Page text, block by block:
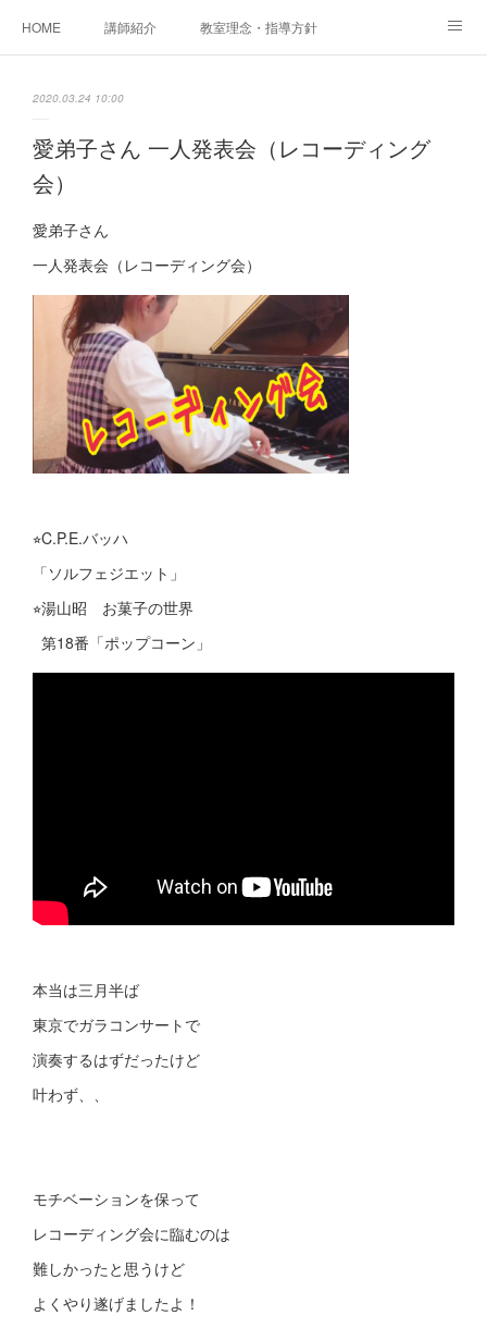
HOME 講師紹介 教室理念・指導方針
ご相談・体験レッスンお申し込み
2020.03.24 10:00
愛弟子さん 一人発表会（レコーディング
会）
愛弟子さん
一人発表会（レコーディング会）
⭐︎C.P.E.バッハ
「ソルフェジエット」
⭐︎湯山昭 お菓子の世界
第18番「ポップコーン」
本当は三月半ば
東京でガラコンサートで
演奏するはずだったけど
叶わず、、
モチベーションを保って
レコーディング会に臨むのは
難しかったと思うけど
よくやり遂げましたよ！